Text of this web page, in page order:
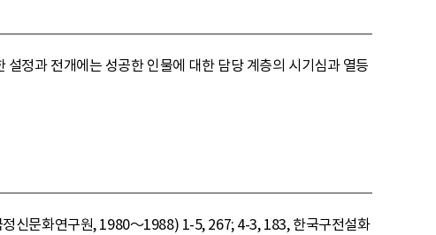
정과 전개에는 성공한 인물에 대한 담당 계층의 시기심과 열등
신문화연구원, 1980～1988) 1-5, 267; 4-3, 183, 한국구전설화